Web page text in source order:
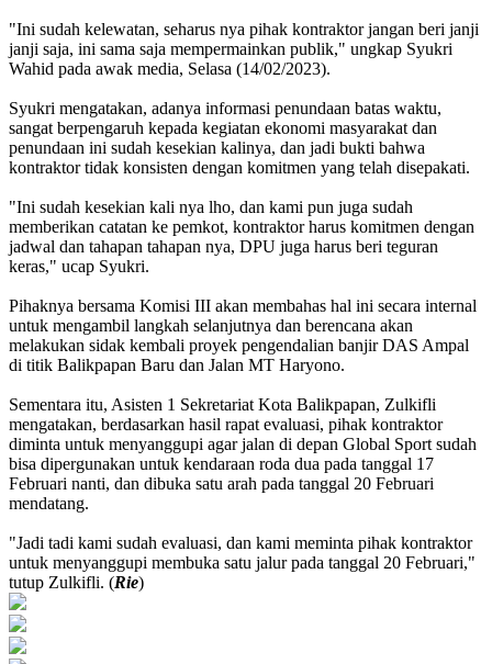
"Ini sudah kelewatan, seharus nya pihak kontraktor jangan beri janji
janji saja, ini sama saja mempermainkan publik," ungkap Syukri
Wahid pada awak media, Selasa (14/02/2023).
Syukri mengatakan, adanya informasi penundaan batas waktu,
sangat berpengaruh kepada kegiatan ekonomi masyarakat dan
penundaan ini sudah kesekian kalinya, dan jadi bukti bahwa
kontraktor tidak konsisten dengan komitmen yang telah disepakati.
"Ini sudah kesekian kali nya lho, dan kami pun juga sudah
memberikan catatan ke pemkot, kontraktor harus komitmen dengan
jadwal dan tahapan tahapan nya, DPU juga harus beri teguran
keras," ucap Syukri.
Pihaknya bersama Komisi III akan membahas hal ini secara internal
untuk mengambil langkah selanjutnya dan berencana akan
melakukan sidak kembali proyek pengendalian banjir DAS Ampal
di titik Balikpapan Baru dan Jalan MT Haryono.
Sementara itu, Asisten 1 Sekretariat Kota Balikpapan, Zulkifli
mengatakan, berdasarkan hasil rapat evaluasi, pihak kontraktor
diminta untuk menyanggupi agar jalan di depan Global Sport sudah
bisa dipergunakan untuk kendaraan roda dua pada tanggal 17
Februari nanti, dan dibuka satu arah pada tanggal 20 Februari
mendatang.
"Jadi tadi kami sudah evaluasi, dan kami meminta pihak kontraktor
untuk menyanggupi membuka satu jalur pada tanggal 20 Februari,"
tutup Zulkifli. (Rie)